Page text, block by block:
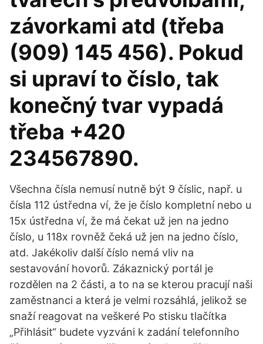
závorkami atd (třeba
(909) 145 456). Pokud
si upraví to číslo, tak
konečný tvar vypadá
třeba +420
234567890.
Všechna čísla nemusí nutně být 9 číslic, např. u
čísla 112 ústředna ví, že je číslo kompletní nebo u
15x ústředna ví, že má čekat už jen na jedno
číslo, u 118x rovněž čeká už jen na jedno číslo,
atd. Jakékoliv další číslo nemá vliv na
sestavování hovorů. Zákaznický portál je
rozdělen na 2 části, a to na se kterou pracují naši
zaměstnanci a která je velmi rozsáhlá, jelikož se
snaží reagovat na veškeré Po stisku tlačítka
„Přihlásit“ budete vyzváni k zadání telefonního